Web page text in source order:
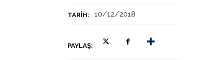
TARIH: 10/12/2018
PAYLAŞ: